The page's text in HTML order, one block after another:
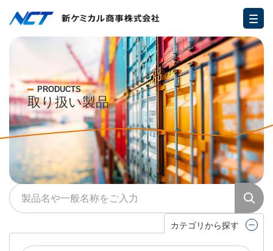
PRODUCTS
取り扱い製品
カテゴリから探す